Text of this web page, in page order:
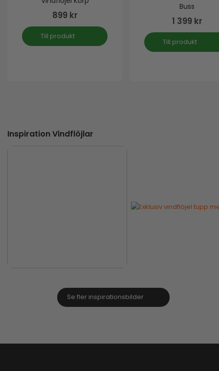
899 kr
Till produkt
Buss
1 399 kr
Till produkt
Inspiration Vindflöjlar
Se fler inspirationsbilder